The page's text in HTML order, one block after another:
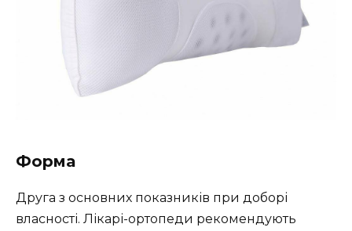
Форма
Друга з основних показників при доборі
власності. Лікарі-ортопеди рекомендують